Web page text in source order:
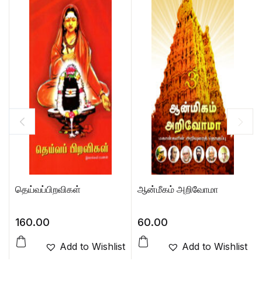
தெய்வப்பிறவிகள்
160.00
Add to Wishlist
ஆன்மீகம் அறிவோமா
60.00
Add to Wishlist